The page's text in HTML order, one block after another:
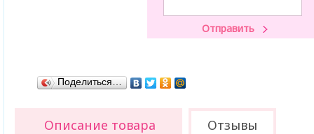
Поделиться…
Описание товара Отзывы